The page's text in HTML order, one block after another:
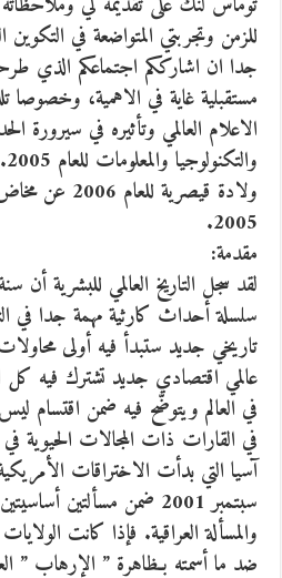
للزمن وتجربتي المتواضعة في التكوين
جدا ان اشارككم اجتماعكم الذي
مستقبلية غاية في الاهمية، وخصوصا
الاعلام العالمي وتأثيره في سيرورة
ولادة قيصرية
2005.
مقدمة:
سلسلة أحداث كارثية مهمة جدا في
تاريخي جديد ستبدأ فيه أولى
عالمي اقتصادي جديد تشترك فيه كل
في العالم ويتوضّح فيه ضمن اقتسام
في القارات ذات المجالات الحيوية
سبتمبر 2001 ضمن مسألتين
والمسألة العراقية. فإذا كانت